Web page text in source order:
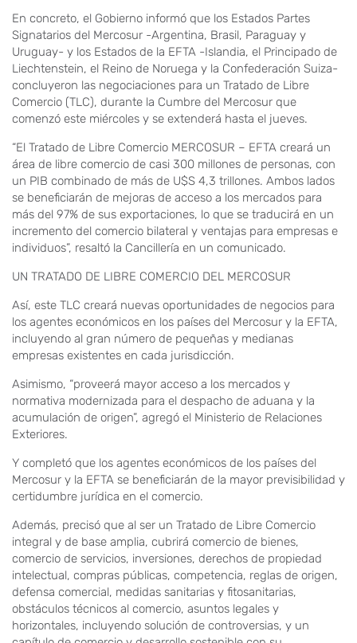
En concreto, el Gobierno informó que los Estados Partes
Signatarios del Mercosur -Argentina, Brasil, Paraguay y
Uruguay- y los Estados de la EFTA -Islandia, el Principado de
Liechtenstein, el Reino de Noruega y la Confederación Suiza-
concluyeron las negociaciones para un Tratado de Libre
Comercio (TLC), durante la Cumbre del Mercosur que
comenzó este miércoles y se extenderá hasta el jueves.
“El Tratado de Libre Comercio MERCOSUR – EFTA creará un
área de libre comercio de casi 300 millones de personas, con
un PIB combinado de más de U$S 4,3 trillones. Ambos lados
se beneficiarán de mejoras de acceso a los mercados para
más del 97% de sus exportaciones, lo que se traducirá en un
incremento del comercio bilateral y ventajas para empresas e
individuos”, resaltó la Cancillería en un comunicado.
UN TRATADO DE LIBRE COMERCIO DEL MERCOSUR
Así, este TLC creará nuevas oportunidades de negocios para
los agentes económicos en los países del Mercosur y la EFTA,
incluyendo al gran número de pequeñas y medianas
empresas existentes en cada jurisdicción.
Asimismo, “proveerá mayor acceso a los mercados y
normativa modernizada para el despacho de aduana y la
acumulación de origen”, agregó el Ministerio de Relaciones
Exteriores.
Y completó que los agentes económicos de los países del
Mercosur y la EFTA se beneficiarán de la mayor previsibilidad y
certidumbre jurídica en el comercio.
Además, precisó que al ser un Tratado de Libre Comercio
integral y de base amplia, cubrirá comercio de bienes,
comercio de servicios, inversiones, derechos de propiedad
intelectual, compras públicas, competencia, reglas de origen,
defensa comercial, medidas sanitarias y fitosanitarias,
obstáculos técnicos al comercio, asuntos legales y
horizontales, incluyendo solución de controversias, y un